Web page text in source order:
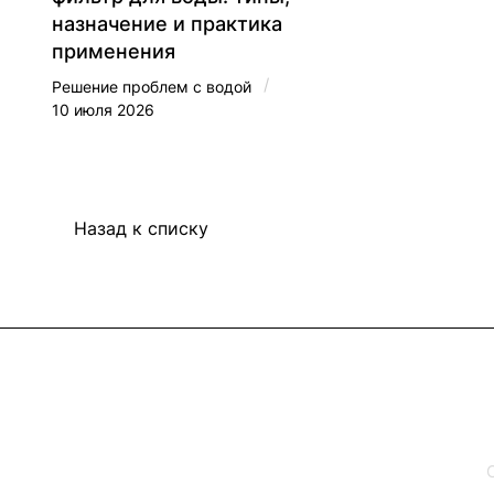
назначение и практика
применения
Решение проблем с водой /
10 июля 2026
Назад к списку